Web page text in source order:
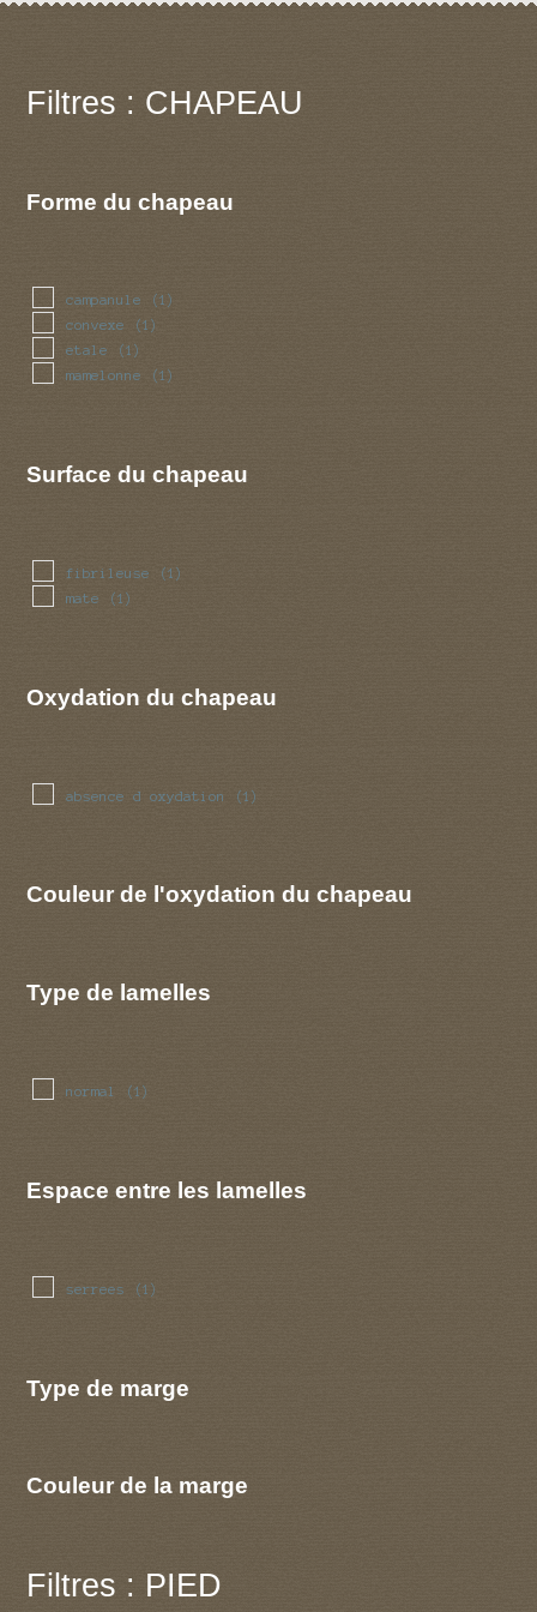
Filtres : CHAPEAU
Forme du chapeau
campanule (1)
convexe (1)
etale (1)
mamelonne (1)
Surface du chapeau
fibrileuse (1)
mate (1)
Oxydation du chapeau
absence d oxydation (1)
Couleur de l'oxydation du chapeau
Type de lamelles
normal (1)
Espace entre les lamelles
serrees (1)
Type de marge
Couleur de la marge
Filtres : PIED